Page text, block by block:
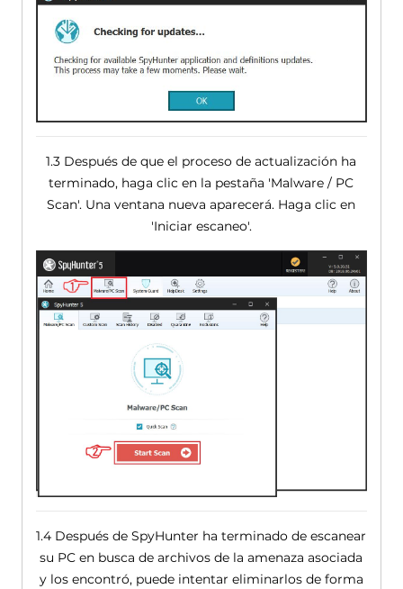
1.3 Después de que el proceso de actualización ha
terminado, haga clic en la pestaña 'Malware / PC
Scan'. Una ventana nueva aparecerá. Haga clic en
'Iniciar escaneo'.
1.4 Después de SpyHunter ha terminado de escanear
su PC en busca de archivos de la amenaza asociada
y los encontró, puede intentar eliminarlos de forma